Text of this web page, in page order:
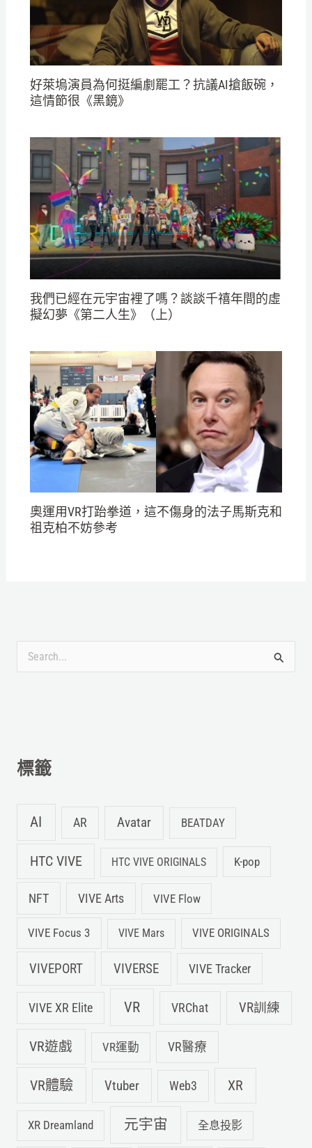
好萊塢演員為何挺編劇罷工？抗議AI搶飯碗，
這情節很《黑鏡》
我們已經在元宇宙裡了嗎？談談千禧年間的虛
擬幻夢《第二人生》（上）
奧運用VR打跆拳道，這不傷身的法子馬斯克和
祖克柏不妨參考
:標籤
AI AR Avatar BEATDAY
HTC VIVE HTC VIVE ORIGINALS K-pop
NFT VIVE Arts VIVE Flow
VIVE Focus 3 VIVE Mars VIVE ORIGINALS
VIVEPORT VIVERSE VIVE Tracker
VIVE XR Elite VR VRChat VR訓練
VR遊戲 VR運動 VR醫療
VR體驗 Vtuber Web3 XR
XR Dreamland 元宇宙 全息投影